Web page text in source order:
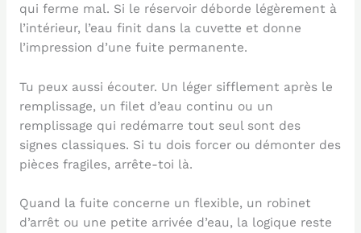
qui ferme mal. Si le réservoir déborde légèrement à
l’intérieur, l’eau finit dans la cuvette et donne
l’impression d’une fuite permanente.
Tu peux aussi écouter. Un léger sifflement après le
remplissage, un filet d’eau continu ou un
remplissage qui redémarre tout seul sont des
signes classiques. Si tu dois forcer ou démonter des
pièces fragiles, arrête-toi là.
Quand la fuite concerne un flexible, un robinet
d’arrêt ou une petite arrivée d’eau, la logique reste